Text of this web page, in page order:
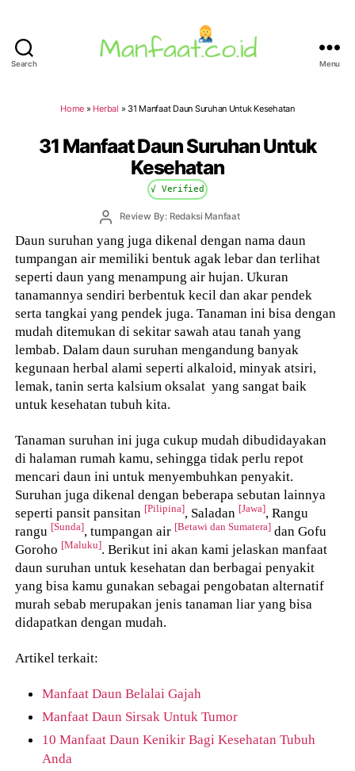
Search Menu
Home » Herbal » 31 Manfaat Daun Suruhan Untuk Kesehatan
31 Manfaat Daun Suruhan Untuk
Kesehatan
√ Verified
PostReview By: Redaksi Manfaat
Daun suruhan yang juga dikenal dengan nama daun
tumpangan air memiliki bentuk agak lebar dan terlihat
seperti daun yang menampung air hujan. Ukuran
tanamannya sendiri berbentuk kecil dan akar pendek
serta tangkai yang pendek juga. Tanaman ini bisa dengan
mudah ditemukan di sekitar sawah atau tanah yang
lembab. Dalam daun suruhan mengandung banyak
kegunaan herbal alami seperti alkaloid, minyak atsiri,
lemak, tanin serta kalsium oksalat yang sangat baik
untuk kesehatan tubuh kita.
Tanaman suruhan ini juga cukup mudah dibudidayakan
di halaman rumah kamu, sehingga tidak perlu repot
mencari daun ini untuk menyembuhkan penyakit.
Suruhan juga dikenal dengan beberapa sebutan lainnya
seperti pansit pansitan [Pilipina], Saladan [Jawa], Rangu
rangu [Sunda], tumpangan air [Betawi dan Sumatera] dan Gofu
Goroho [Maluku]. Berikut ini akan kami jelaskan manfaat
daun suruhan untuk kesehatan dan berbagai penyakit
yang bisa kamu gunakan sebagai pengobatan alternatif
murah sebab merupakan jenis tanaman liar yang bisa
didapatkan dengan mudah.
Artikel terkait:
Manfaat Daun Belalai Gajah
Manfaat Daun Sirsak Untuk Tumor
10 Manfaat Daun Kenikir Bagi Kesehatan Tubuh
Anda